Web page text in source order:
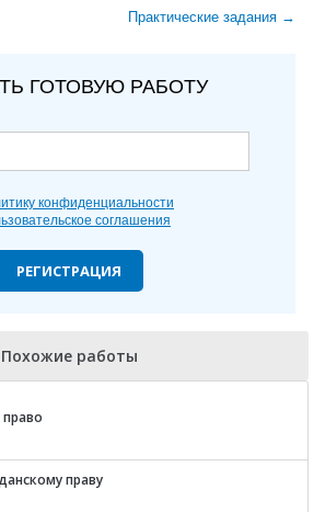
Практические задания →
ГОТОВУЮ РАБОТУ
конфиденциальности
соглашения
РЕГИСТРАЦИЯ
Похожие работы
праву